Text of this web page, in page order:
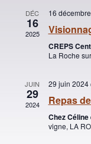
DÉC
16
2025
16
CREPS
La Roche
JUIN
29
2024
29 juin 2024
Repas
Chez
vigne, LA